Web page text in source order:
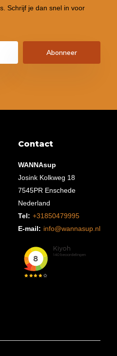
Schrijf je dan snel in voor
Abonneer
Contact
WANNAsup
Josink Kolkweg 18
7545PR Enschede
Nederland
Tel: +31850479995
E-mail: info@wannasup.nl